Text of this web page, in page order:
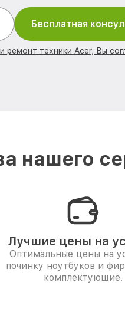
Бесплатная
ремонт техники Acer, Вы
нашего
Лучшие цены на
Оптимальные цены на
починку ноутбуков и
комплектующие.